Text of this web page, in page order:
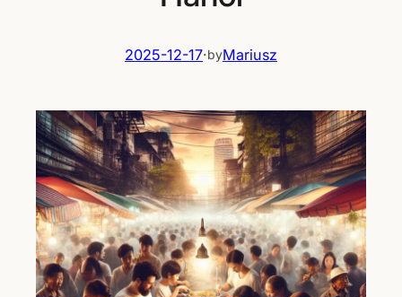
2025-12-17·byMariusz